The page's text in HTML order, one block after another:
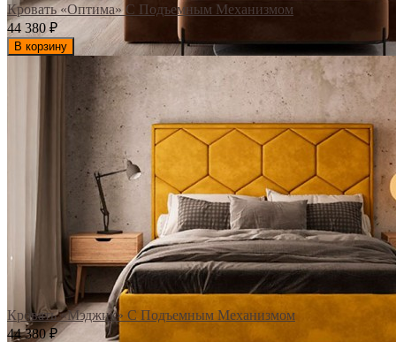
Кровать «Оптима» С Подъемным Механизмом
44 380 ₽
В корзину
Кровать «Мэджик» С Подъемным Механизмом
44 380₽